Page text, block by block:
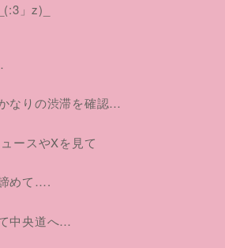
」z)_
なりの渋滞を確認…
ースやXを見て
めて….
中央道へ…